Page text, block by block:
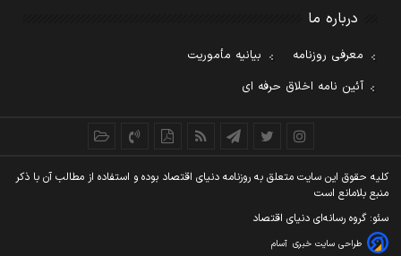
درباره ما
معرفی روزنامه
بیانیه مأموریت
آئین نامه اخلاق حرفه ای
کليه حقوق اين سايت متعلق به روزنامه دنيای اقتصاد بوده و استفاده از مطالب آن با ذکر
منبع بلامانع است
سئو: گروه رسانه‌ای دنیای اقتصاد
طراحی سایت خبری آسام